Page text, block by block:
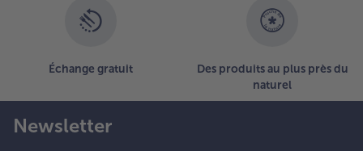
Échange gratuit
Des produits au plus près du
naturel
Newsletter